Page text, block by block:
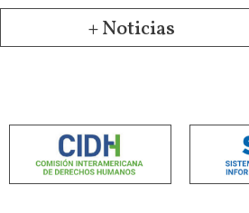
+ Noticias